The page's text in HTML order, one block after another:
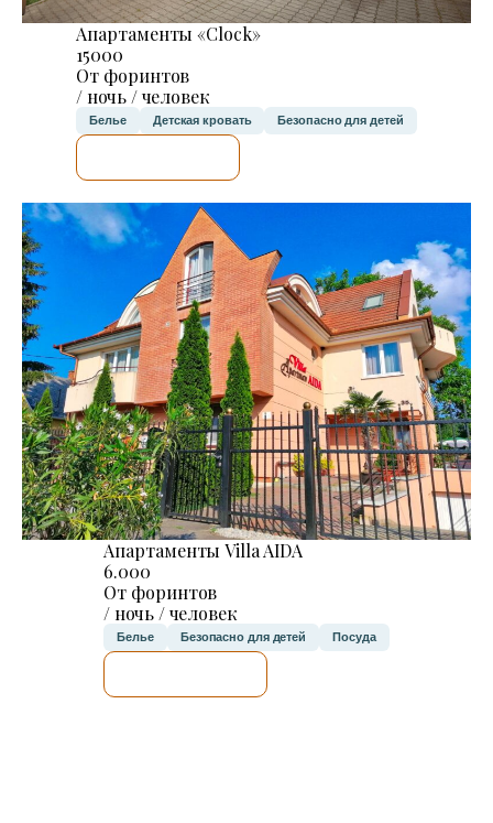
Апартаменты «Clock»
15000
От форинтов
/ ночь / человек
Белье Детская кровать Безопасно для детей
Апартаменты Villa AIDA
6.000
От форинтов
/ ночь / человек
Белье Безопасно для детей Посуда